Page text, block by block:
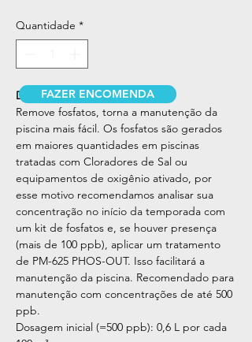
Quantidade *
DESCRIÇÃO
Remove fosfatos, torna a manutenção da
piscina mais fácil. Os fosfatos são gerados
em maiores quantidades em piscinas
tratadas com Cloradores de Sal ou
equipamentos de oxigênio ativado, por
esse motivo recomendamos analisar sua
concentração no início da temporada com
um kit de fosfatos e, se houver presença
(mais de 100 ppb), aplicar um tratamento
de PM-625 PHOS-OUT. Isso facilitará a
manutenção da piscina. Recomendado para
manutenção com concentrações de até 500
ppb.
Dosagem inicial (=500 ppb): 0,6 L por cada
FAZER ENCOMENDA